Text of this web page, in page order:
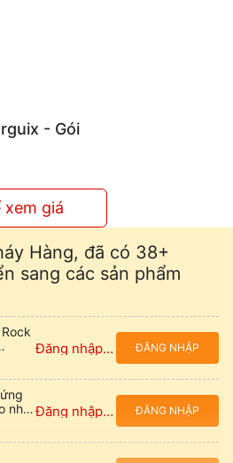
- Gói
giá
Hàng, đã có 38+
sang các sản phẩm
Đăng nhập để xem giá ĐĂNG NHẬP
nha
Đăng nhập để xem giá ĐĂNG NHẬP